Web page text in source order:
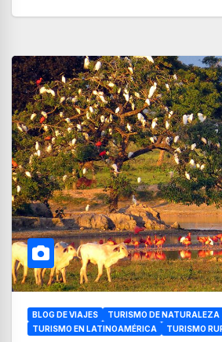
BLOG DE VIAJES
TURISMO DE NATURALEZA
TURISMO EN LATINOAMÉRICA
TURISMO